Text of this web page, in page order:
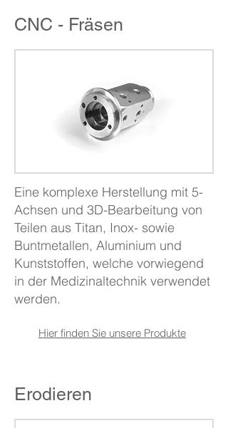
CNC - Fräsen
Eine komplexe Herstellung mit 5-
Achsen und 3D-Bearbeitung von
Teilen aus Titan, Inox- sowie
Buntmetallen, Aluminium und
Kunststoffen, welche vorwiegend
in der Medizinaltechnik verwendet
werden. ​
Hier finden Sie unsere Produkte
Erodieren